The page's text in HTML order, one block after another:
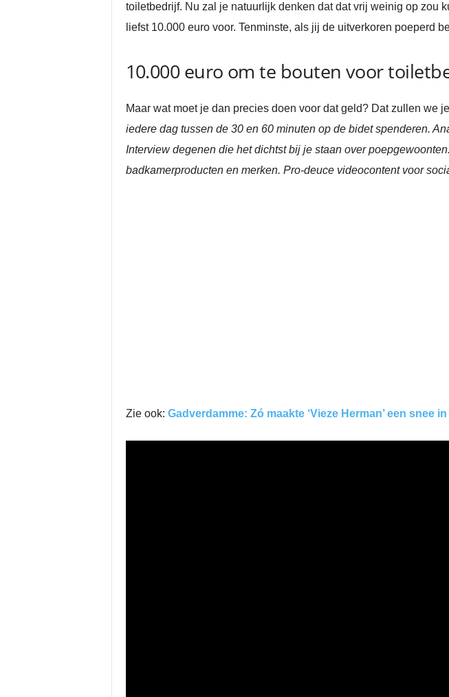
toiletbedrijf. Nu zal je natuurlijk denken dat dat vrij weinig op zou
liefst 10.000 euro voor. Tenminste, als jij de uitverkoren poeperd
10.000 euro om te bouten voor
Maar wat moet je dan precies doen voor dat geld? Dat zullen we
iedere dag tussen de 30 en 60 minuten op de bidet spenderen.
Interview degenen die het dichtst bij je staan ​​over
badkamerproducten en merken. Pro-deuce videocontent voor
Zie ook: Gadverdamme: Zó maakte ‘Vieze Herman’ een snee